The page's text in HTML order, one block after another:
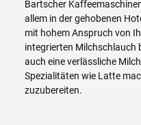
Bartscher
allem in der gehobenen
mit hohem Anspruch von
integrierten Milchschlauch
auch eine verlässliche
Spezialitäten wie Latte
zuzubereiten.